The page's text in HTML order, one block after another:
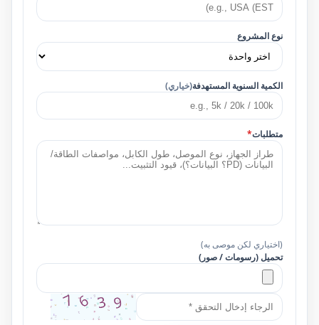
نوع المشروع
الكمية السنوية المستهدفة(خياري)
متطلبات*
(اختياري لكن موصى به)
تحميل (رسومات / صور)